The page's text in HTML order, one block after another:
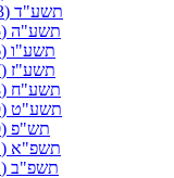
תשע"ד (2013_2014)
תשע"ה (2014-2015)
תשע"ו (2015-2016)
תשע"ז (2016-2017)
תשע"ח (2017-2018)
תשע"ט (2018-2019)
תש"פ (2019-2020)
תשפ"א (2020-2021)
תשפ"ב (2021-2022)